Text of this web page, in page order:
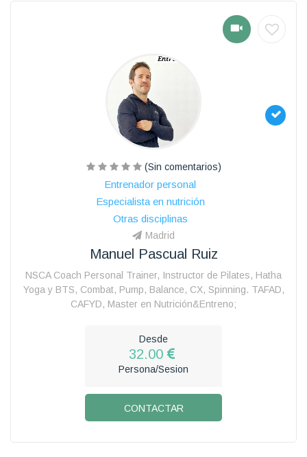
(Sin comentarios)
Entrenador personal
Especialista en nutrición
Otras disciplinas
Madrid
Manuel Pascual Ruiz
NSCA Coach Personal Trainer, Instructor de Pilates, Hatha
Yoga y BTS, Combat, Pump, Balance, CX, Spinning. TAFAD,
CAFYD, Master en Nutrición&Entreno;
Desde
32.00
Persona/Sesion
CONTACTAR